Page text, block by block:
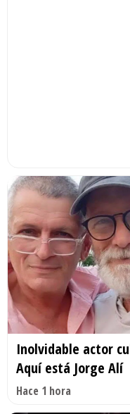
Inolvidable actor
Aquí está Jorge Alí
Hace 1 hora